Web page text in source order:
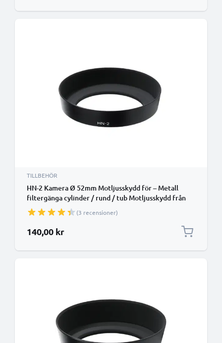
TILLBEHÖR
HN-2 Kamera Ø 52mm Motljusskydd för – Metall
filtergänga cylinder / rund / tub Motljusskydd från
CELLONIC
(3 recensioner)
140,00 kr